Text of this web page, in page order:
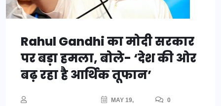
Rahul Gandhi का मोदी सरकार
पर बड़ा हमला, बोले- ‘देश की ओर
बढ़ रहा है आर्थिक तूफान’
MAY 19,
0